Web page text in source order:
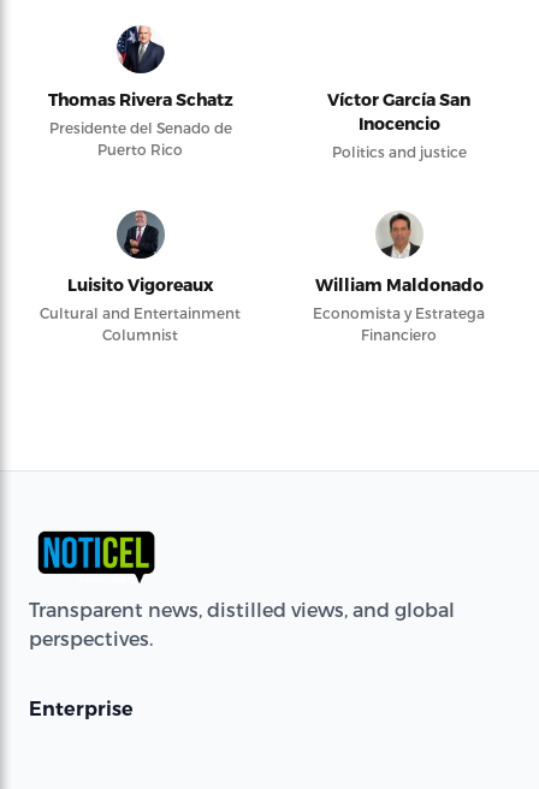
Thomas Rivera Schatz
Presidente del Senado de
Puerto Rico
Víctor García San
Inocencio
Politics and justice
Luisito Vigoreaux
Cultural and Entertainment
Columnist
William Maldonado
Economista y Estratega
Financiero
Transparent news, distilled views, and global
perspectives.
Enterprise